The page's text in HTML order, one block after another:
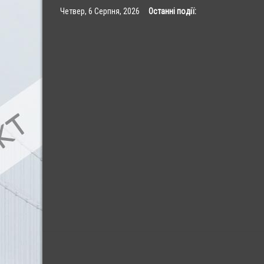
Четвер, 6 Серпня, 2026 Останні події: